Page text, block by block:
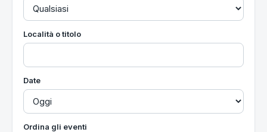
Località o titolo
Date
Ordina gli eventi